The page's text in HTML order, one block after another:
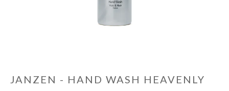
JANZEN - HAND WASH HEAVENLY